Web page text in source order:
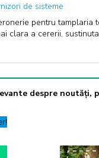
de sisteme
pentru tamplaria
clara a cererii,
despre noutăți,